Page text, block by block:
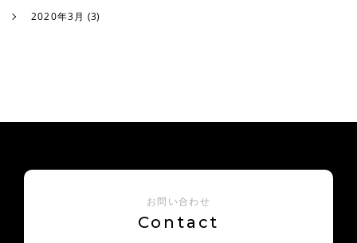
2020年3月 (3)
お問い合わせ
Contact